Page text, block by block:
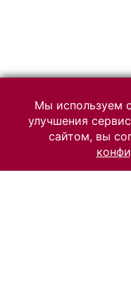
Мы используем
улучшения
сайтом, вы